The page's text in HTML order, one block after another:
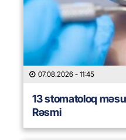
07.08.2026 - 11:45
13 stomatoloq
Rəsmi